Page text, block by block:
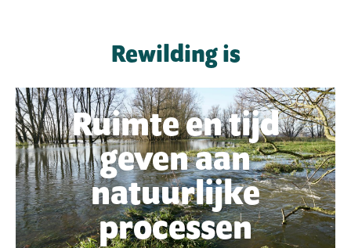
Rewilding is
Ruimte en tijd
geven aan
natuurlijke
processen